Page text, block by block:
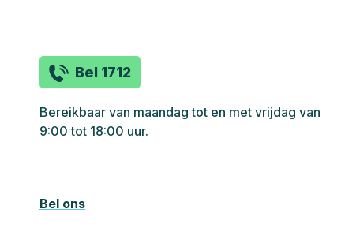
Bel 1712
Bereikbaar van maandag tot en met vrijdag van
9:00 tot 18:00 uur.
Bel ons